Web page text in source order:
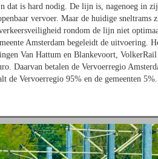
dat is hard nodig. De lijn is, nagenoeg in
vervoer. Maar de huidige
rondom de lijn niet
Amsterdam begeleidt de uitvoering.
Van Hattum en Blankevoort,
Daarvan betalen de Vervoerregio
de Vervoerregio 95% en de gemeenten